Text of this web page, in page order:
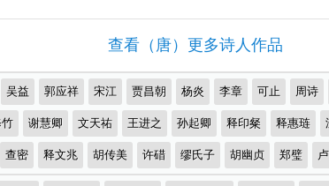
查看（唐）更多诗人作品
吴益 郭应祥 宋江 贾昌朝 杨炎 李章 可止 周诗
谢慧卿 文天祐 王进之 孙起卿 释印粲 释惠琏
查密 释文兆 胡传美 许碏 缪氏子 胡幽贞 郑璧